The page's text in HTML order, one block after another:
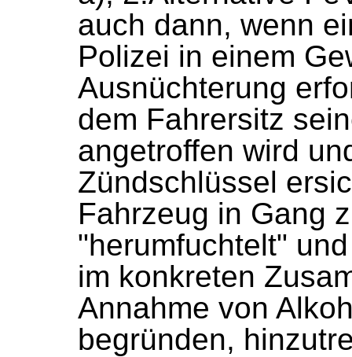
auch dann, wenn
Polizei in einem
Ausnüchterung
dem Fahrersitz
angetroffen wird
Zündschlüssel
Fahrzeug in Gang
"herumfuchtelt"
im konkreten
Annahme von
begründen,